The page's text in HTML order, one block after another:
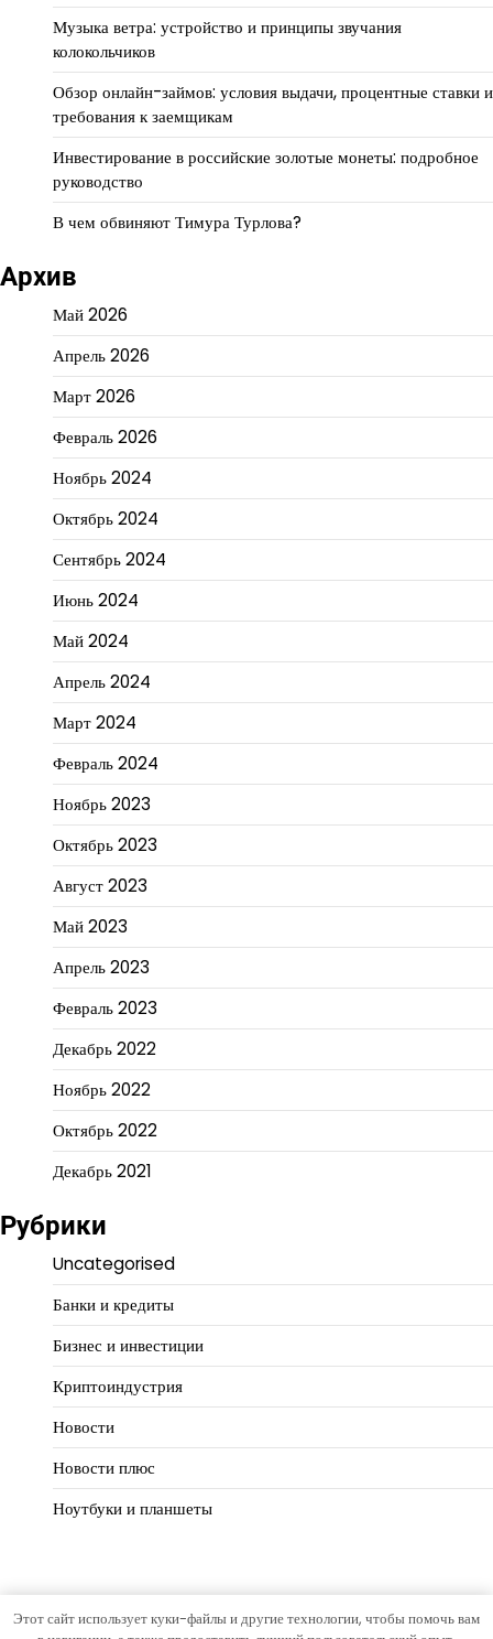
Музыка ветра: устройство и принципы звучания
колокольчиков
Обзор онлайн-займов: условия выдачи, процентные ставки и
требования к заемщикам
Инвестирование в российские золотые монеты: подробное
руководство
В чем обвиняют Тимура Турлова?
Архив
Май 2026
Апрель 2026
Март 2026
Февраль 2026
Ноябрь 2024
Октябрь 2024
Сентябрь 2024
Июнь 2024
Май 2024
Апрель 2024
Март 2024
Февраль 2024
Ноябрь 2023
Октябрь 2023
Август 2023
Май 2023
Апрель 2023
Февраль 2023
Декабрь 2022
Ноябрь 2022
Октябрь 2022
Декабрь 2021
Рубрики
Uncategorised
Банки и кредиты
Бизнес и инвестиции
Криптоиндустрия
Новости
Новости плюс
Ноутбуки и планшеты
Copyright © 2026Деловой масштабТема Hourly News от
Этот сайт использует куки-файлы и другие технологии, чтобы помочь вам